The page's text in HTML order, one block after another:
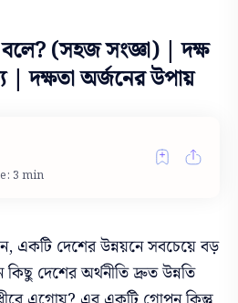
(সহজ সংজ্ঞা) | দক্ষ
| দক্ষতা অর্জনের উপায়
3 min
একটি দেশের উন্নয়নে সবচেয়ে বড়
দেশের অর্থনীতি দ্রুত উন্নতি